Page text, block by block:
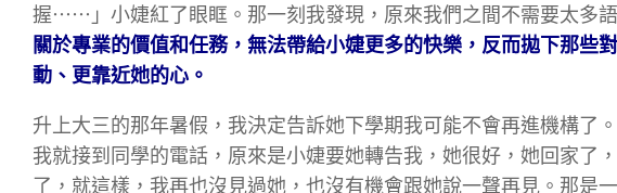
握⋯⋯」小婕紅了眼眶。那一刻我發現，原來我們之間不需要太多語
關於專業的價值和任務，無法帶給小婕更多的快樂，反而拋下那些
動、更靠近她的心。
升上大三的那年暑假，我決定告訴她下學期我可能不會再進機構了
我就接到同學的電話，原來是小婕要她轉告我，她很好，她回家了
了，就這樣，我再也沒見過她，也沒有機會跟她說一聲再見。那是